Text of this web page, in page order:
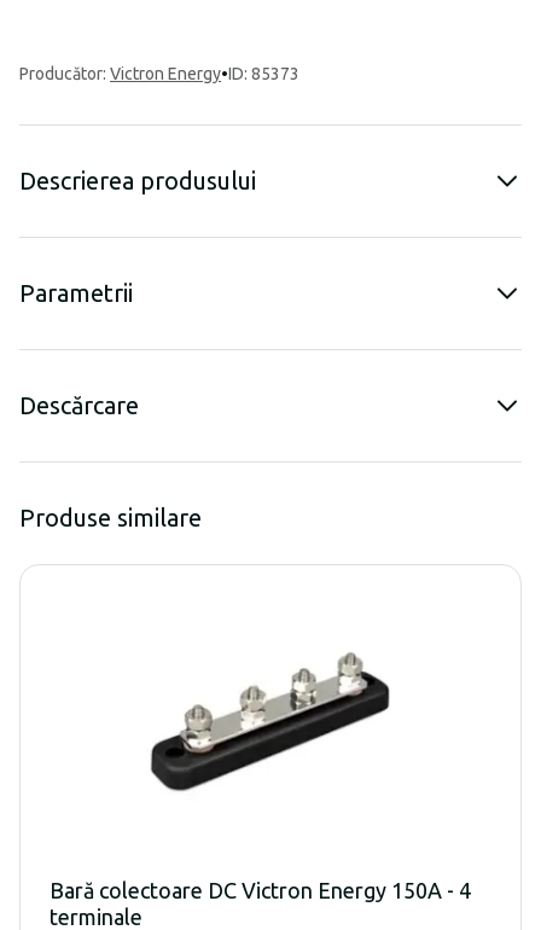
Producător: Victron Energy•ID: 85373
Descrierea produsului
Parametrii
Descărcare
Produse similare
Bară colectoare DC Victron Energy 150A - 4
terminale